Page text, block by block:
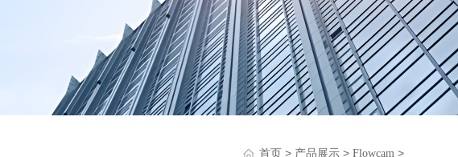
首页> 产品展示> Flowcam >